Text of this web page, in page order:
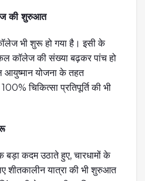
की शुरुआत
भी शुरू हो गया है। इसी के
कॉलेज की संख्या बढ़कर पांच हो
आयुष्मान योजना के तहत
चिकित्सा प्रतिपूर्ति की भी
कदम उठाते हुए, चारधामों के
शीतकालीन यात्रा की भी शुरुआत